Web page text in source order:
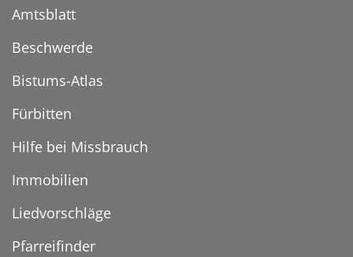
Amtsblatt
Beschwerde
Bistums-Atlas
Fürbitten
Hilfe bei Missbrauch
Immobilien
Liedvorschläge
Pfarreifinder